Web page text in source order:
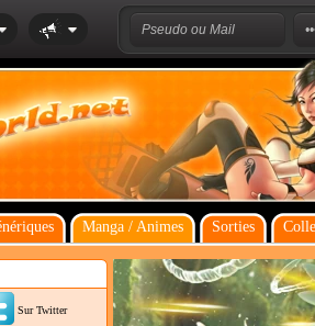
Manga / Animes Sorties
Sur Twitter